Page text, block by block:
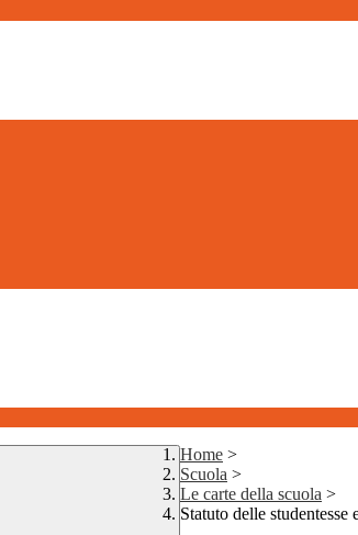
Home >
Scuola >
Le carte della scuola >
Statuto delle studentesse